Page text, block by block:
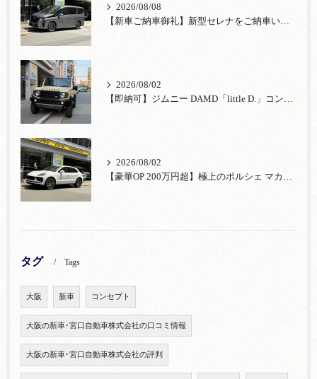
2026/08/08
【新車ご納車御礼】新型セレナをご納車いたしました！宮口自動車株式会社
2026/08/02
【即納可】ジムニー DAMD「little D.」コンプリート！登録済未使用車あり
2026/08/02
【豪華OP 200万円超】極上のポルシェ マカンが入荷！注目のオプション装備
タグ Tags
大阪 新車 コンセプト
大阪の新車･宮口自動車株式会社の口コミ情報
大阪の新車･宮口自動車株式会社の評判